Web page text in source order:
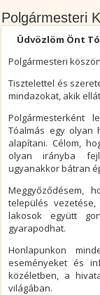
Polgármesteri
Üdvözlöm Önt
Polgármesteri
Tisztelettel és
mindazokat, akik
Polgármesterként
Tóalmás egy olyan
alapítani. Célom,
olyan irányba
ugyanakkor bátran
Meggyőződésem,
település
lakosok együtt
gyarapodhat.
Honlapunkon
eseményeket és
közéletben, a
világában.